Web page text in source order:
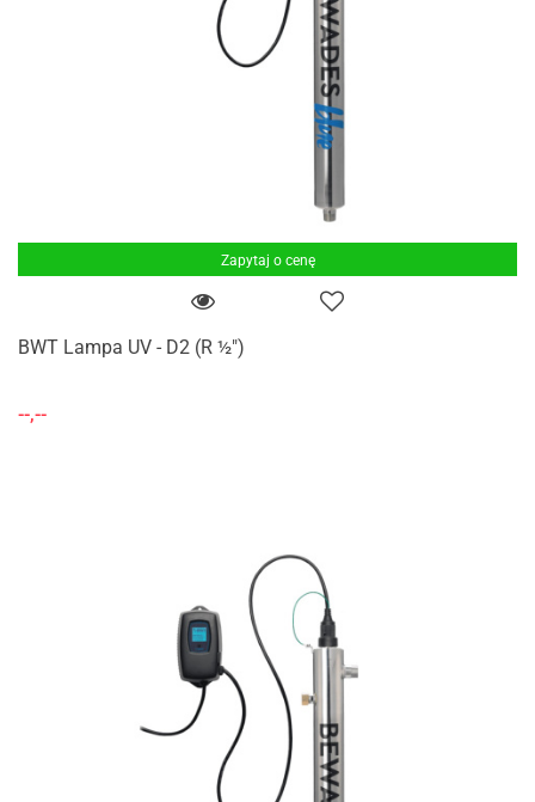
Zapytaj o cenę
BWT Lampa UV - D2 (R ½")
--,--